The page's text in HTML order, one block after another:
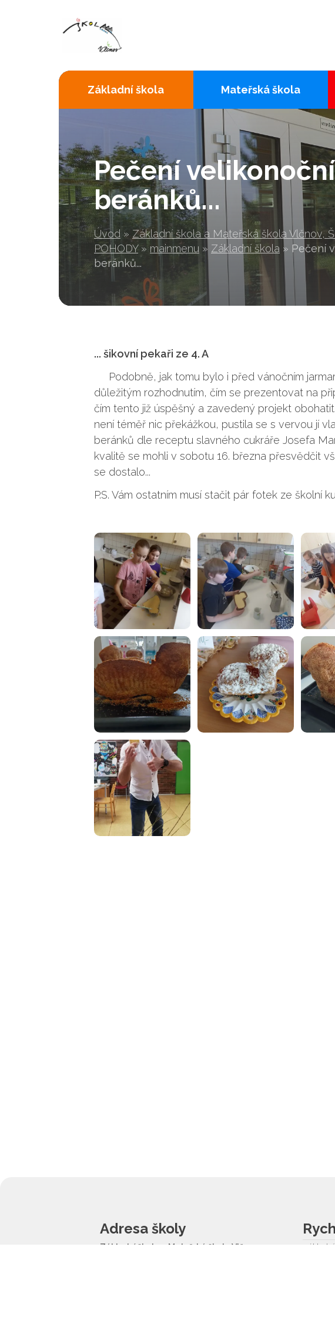
Pečení
beránků...
Úvod » Základní škola a Mateřská škola Vlčnov,
POHODY » mainmenu » Základní škola » Pečení
beránků...
Základní škola Mateřská škola
... šikovní pekaři ze 4. A
Podobně, jak tomu bylo i před vánočním
důležitým rozhodnutím, čím se prezentovat na
čím tento již úspěšný a zavedený projekt
není téměř nic překážkou, pustila se s vervou jí
beránků dle receptu slavného cukráře Josefa
kvalitě se mohli v sobotu 16. března přesvědčit
se dostalo...
P.S. Vám ostatním musí stačit pár fotek ze školní
Adresa školy
Základní škola a Mateřská škola Vlčnov,
základní